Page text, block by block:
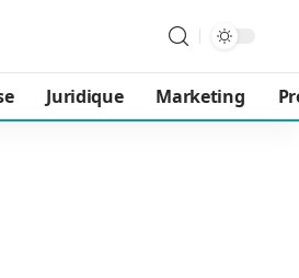
Juridique Marketing